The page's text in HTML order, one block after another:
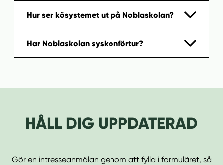
Hur ser kösystemet ut på Noblaskolan?
Har Noblaskolan syskonförtur?
HÅLL DIG UPPDATERAD
Gör en intresseanmälan genom att fylla i formuläret, så